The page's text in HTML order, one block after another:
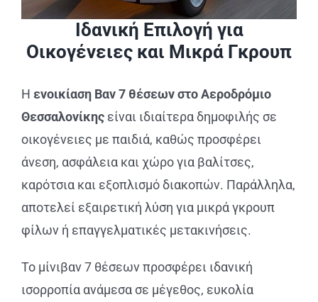
Ιδανική Επιλογή για
Οικογένειες και Μικρά Γκρουπ
Η ενοικίαση Βαν 7 θέσεων στο Αεροδρόμιο
Θεσσαλονίκηςείναι ιδιαίτερα δημοφιλής σε
οικογένειες με παιδιά, καθώς προσφέρει
άνεση, ασφάλεια και χώρο για βαλίτσες,
καρότσια και εξοπλισμό διακοπών. Παράλληλα,
αποτελεί εξαιρετική λύση για μικρά γκρουπ
φίλων ή επαγγελματικές μετακινήσεις.
Το μίνιβαν 7 θέσεων προσφέρει ιδανική
ισορροπία ανάμεσα σε μέγεθος, ευκολία